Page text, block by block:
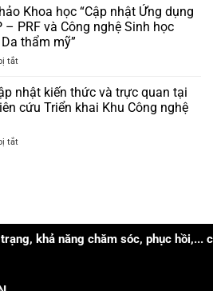
bộ
quà
tặng
giá
3tr
đồng
liễu
Nam
Trung
Bộ
và
Nguyên
năm
–
Hoạt
chất
“đa
nhiệm”
xử
các
mụn
Khoa học “Cập nhật Ứng dụng
– PRF và Công nghệ Sinh học
thẩm mỹ”
tắtở
Thơ]
Hội
thảo
học
nghệ
PRP
nhật kiến thức và trực quan tại
cứu Triển khai Khu Công nghệ
tắtở
thức
vàphục hồi,... của mỗi người!